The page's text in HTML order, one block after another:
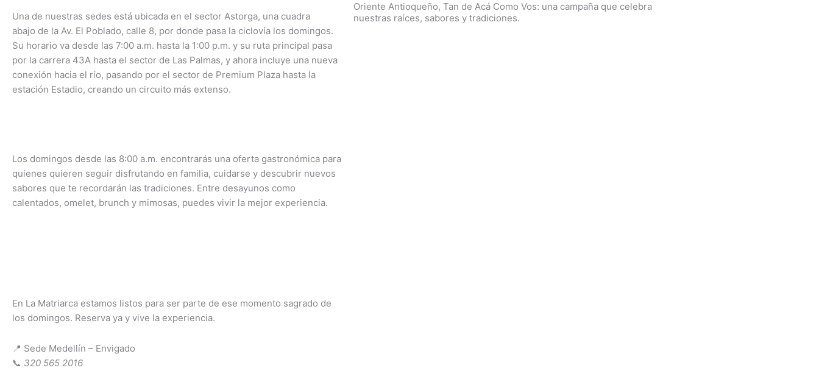
Una de nuestras sedes está ubicada en el sector Astorga, una cuadra
abajo de la Av. El Poblado, calle 8, por donde pasa la ciclovía los domingos.
Su horario va desde las 7:00 a.m. hasta la 1:00 p.m. y su ruta principal pasa
por la carrera 43A hasta el sector de Las Palmas, y ahora incluye una nueva
conexión hacia el río, pasando por el sector de Premium Plaza hasta la
estación Estadio, creando un circuito más extenso.
Los domingos desde las 8:00 a.m. encontrarás una oferta gastronómica para
quienes quieren seguir disfrutando en familia, cuidarse y descubrir nuevos
sabores que te recordarán las tradiciones. Entre desayunos como
calentados, omelet, brunch y mimosas, puedes vivir la mejor experiencia.
En La Matriarca estamos listos para ser parte de ese momento sagrado de
los domingos. Reserva ya y vive la experiencia.
📍 Sede Medellín – Envigado
📞 320 565 2016
Oriente Antioqueño, Tan de Acá Como Vos: una campaña que celebra
nuestras raíces, sabores y tradiciones.